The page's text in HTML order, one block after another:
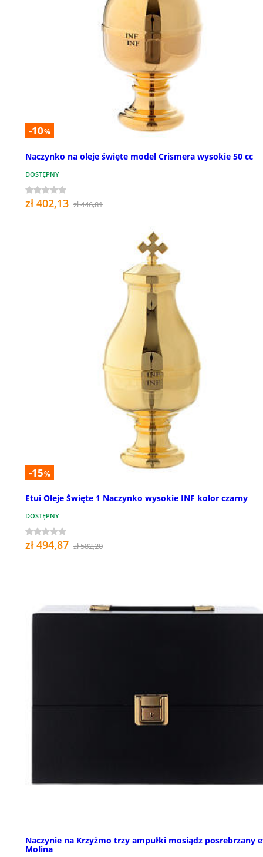
-10%
Naczynko na oleje święte model Crismera wysokie 50 cc
DOSTĘPNY
zł 402,13 zł 446,81
-15%
Etui Oleje Święte 1 Naczynko wysokie INF kolor czarny
DOSTĘPNY
zł 494,87 zł 582,20
Naczynie na Krzyżmo trzy ampułki mosiądz posrebrzany
Molina